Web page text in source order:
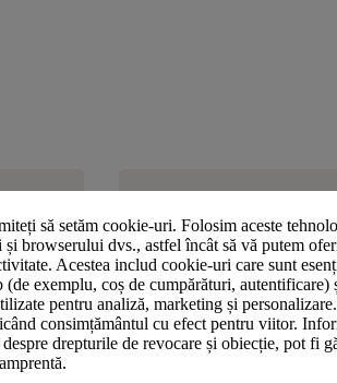
să setăm cookie-uri. Folosim aceste
browserului dvs., astfel încât să vă putem
Acestea includ cookie-uri care sunt
exemplu, coș de cumpărături, autentificare)
pentru analiză, marketing și
consimțământul cu efect pentru viitor.
drepturile de revocare și obiecție, pot fi